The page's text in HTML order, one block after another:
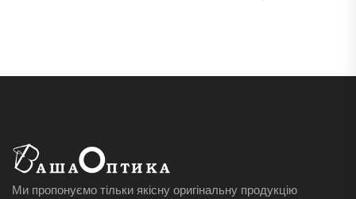
Ми пропонуємо тільки якісну оригінальну продукцію